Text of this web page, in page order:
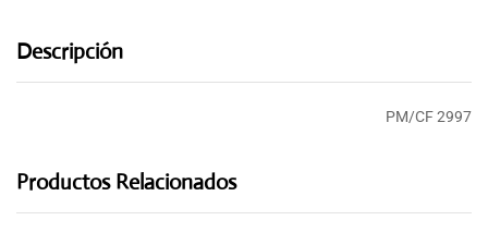
Descripción
PM/CF 2997
Productos Relacionados